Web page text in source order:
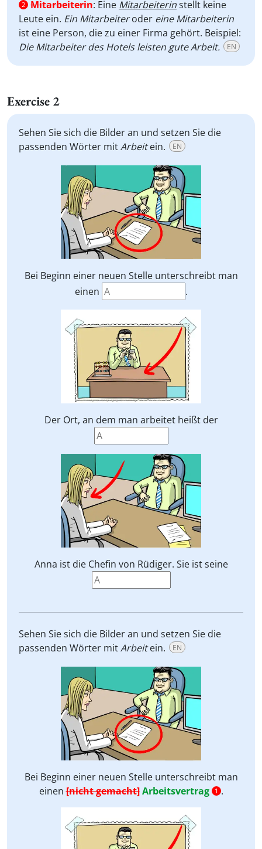
2 Mitarbeiterin: Eine Mitarbeiterinstellt keine
Leute ein. Ein Mitarbeiteroder eine Mitarbeiterin
ist eine Person, die zu einer Firma gehört. Beispiel:
Die Mitarbeiter des Hotels leisten gute Arbeit.
EN
Exercise 2
Sehen Sie sich die Bilder an und setzen Sie die
passenden Wörter mitArbeitein. EN
Bei Beginn einer neuen Stelle unterschreibt man
einen
.
Der Ort, an dem man arbeitet heißt der
Anna ist die Chefin von Rüdiger. Sie ist seine
Sehen Sie sich die Bilder an und setzen Sie die
passenden Wörter mitArbeitein. EN
Bei Beginn einer neuen Stelle unterschreibt man
einen[nicht gemacht] Arbeitsvertrag 1 .